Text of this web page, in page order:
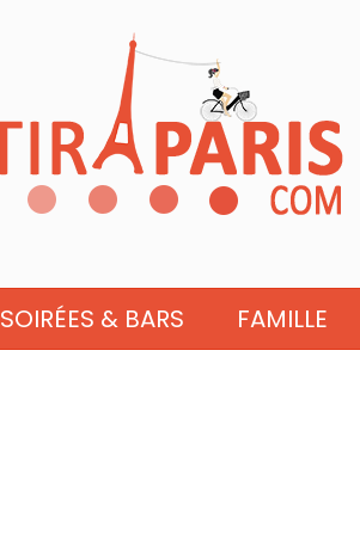
SOIRÉES & BARS FAMILLE